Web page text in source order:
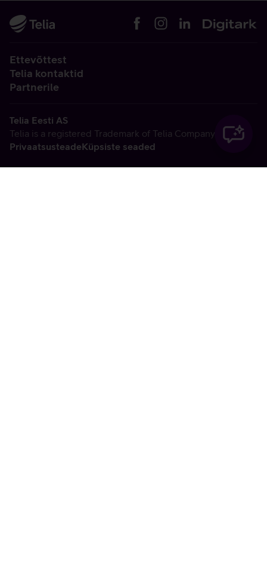
Ettevõttest
Telia kontaktid
Partnerile
Telia Eesti AS
Telia is a registered Trademark of Telia Company AB
PrivaatsusteadeKüpsiste seaded